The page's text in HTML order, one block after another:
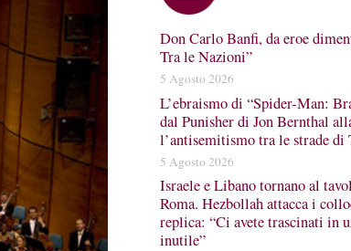
Don Carlo Banfi, da eroe
Tra le Nazioni”
5 Agosto 2026
L’ebraismo di “Spider-Man:
dal Punisher di Jon Bernthal
l’antisemitismo tra le strade di
5 Agosto 2026
Israele e Libano tornano al
Roma. Hezbollah attacca i
replica: “Ci avete trascinati in
inutile”